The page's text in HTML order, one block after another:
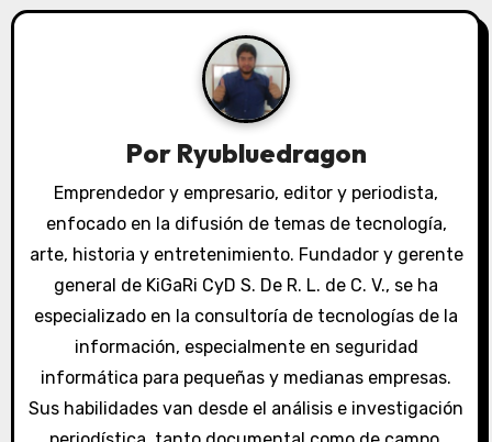
e
e
n
r
Por Ryubluedragon
Emprendedor y empresario, editor y periodista,
enfocado en la difusión de temas de tecnología,
arte, historia y entretenimiento. Fundador y gerente
general de KiGaRi CyD S. De R. L. de C. V., se ha
especializado en la consultoría de tecnologías de la
información, especialmente en seguridad
informática para pequeñas y medianas empresas.
Sus habilidades van desde el análisis e investigación